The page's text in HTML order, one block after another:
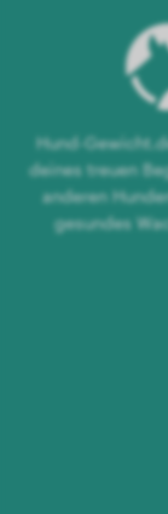
Hund-
deines treuen
anderen
gesundes